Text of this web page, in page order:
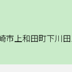
市上和田町下川